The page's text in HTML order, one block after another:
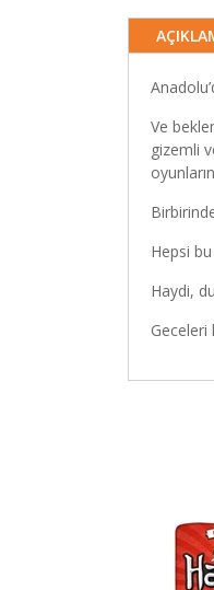
Ve
gizemli
Hepsi
Haydi,
Geceleri